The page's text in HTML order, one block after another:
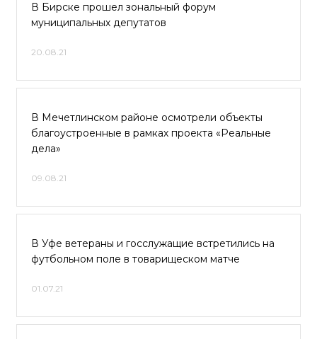
В Бирске прошел зональный форум
муниципальных депутатов
20.08.21
В Мечетлинском районе осмотрели объекты
благоустроенные в рамках проекта «Реальные
дела»
09.08.21
В Уфе ветераны и госслужащие встретились на
футбольном поле в товарищеском матче
01.07.21